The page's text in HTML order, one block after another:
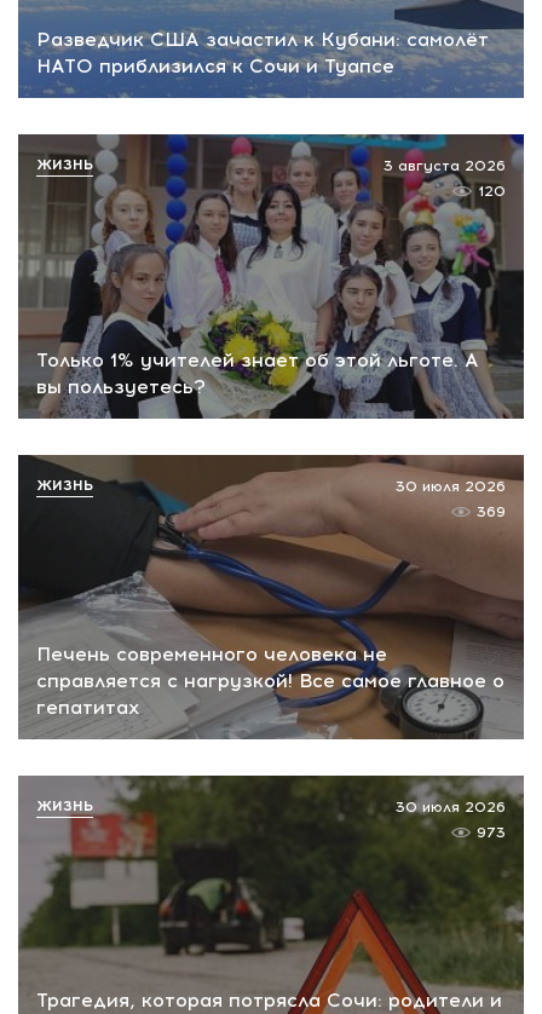
Разведчик США зачастил к Кубани: самолёт
НАТО приблизился к Сочи и Туапсе
Только 1% учителей знает об этой льготе. А
вы пользуетесь?
3 августа 2026
120
ЖИЗНЬ
Печень современного человека не
справляется с нагрузкой! Все самое главное о
гепатитах
30 июля 2026
369
ЖИЗНЬ
Трагедия, которая потрясла Сочи: родители и
30 июля 2026
973
ЖИЗНЬ